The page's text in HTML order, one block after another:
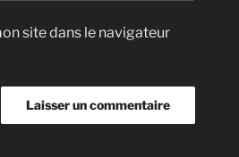
site dans le navigateur